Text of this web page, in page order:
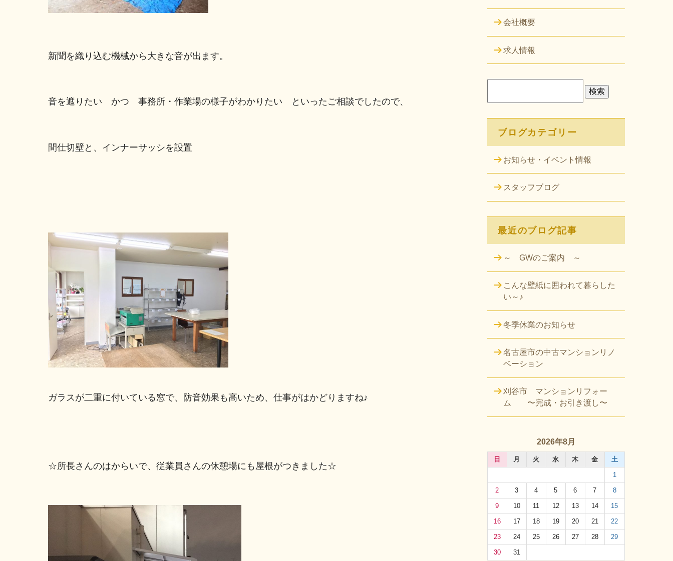
新聞を織り込む機械から大きな音が出ます。
音を遮りたい かつ 事務所・作業場の様子がわかりたい といったご相談でしたので、
間仕切壁と、インナーサッシを設置
ガラスが二重に付いている窓で、防音効果も高いため、仕事がはかどりますね♪
☆所長さんのはからいで、従業員さんの休憩場にも屋根がつきました☆
会社概要
求人情報
ブログカテゴリー
お知らせ・イベント情報
スタッフブログ
最近のブログ記事
～ GWのご案内 ～
こんな壁紙に囲われて暮らした
い～♪
冬季休業のお知らせ
名古屋市の中古マンションリノ
ベーション
刈谷市 マンションリフォー
ム 〜完成・お引き渡し〜
2026年8月
日 月 火 水 木 金 土
1
2 3 4 5 6 7 8
9 10 11 12 13 14 15
16 17 18 19 20 21 22
23 24 25 26 27 28 29
30 31